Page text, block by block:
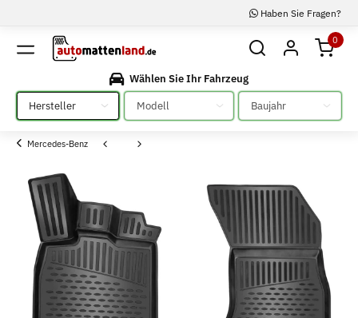
Haben Sie Fragen?
0
Wählen Sie Ihr Fahrzeug
Bitte auswählen
Bitte auswählen Bitte auswählen
Mercedes-Benz